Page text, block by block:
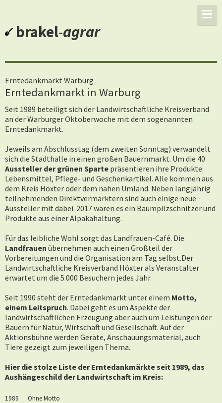
brakel-agrar
Erntedankmarkt Warburg
Erntedankmarkt in Warburg
Seit 1989 beteiligt sich der Landwirtschaftliche Kreisverband
an der Warburger Oktoberwoche mit dem sogenannten
Erntedankmarkt.
Jeweils am Abschlusstag (dem zweiten Sonntag) verwandelt
sich die Stadthalle in einen großen Bauernmarkt. Um die 40
Aussteller der grünen Sparte präsentieren ihre Produkte:
Lebensmittel, Pflege- und Geschenkartikel. Alle kommen aus
dem Kreis Höxter oder dem nahen Umland. Neben langjährig
teilnehmenden Direktvermarktern sind auch einige neue
Aussteller mit dabei. 2017 waren es ein Baumpilzschnitzer und
Produkte aus einer Alpakahaltung.
Für das leibliche Wohl sorgt das Landfrauen-Café. Die
Landfrauen übernehmen auch einen Großteil der
Vorbereitungen und die Organisation am Tag selbst.Der
Landwirtschaftliche Kreisverband Höxter als Veranstalter
erwartet um die 5.000 Besuchern jedes Jahr.
Seit 1990 steht der Erntedankmarkt unter einem Motto,
einem Leitspruch. Dabei geht es um Aspekte der
landwirtschaftlichen Erzeugung aber auch um Leistungen der
Bauern für Natur, Wirtschaft und Gesellschaft. Auf der
Aktionsbühne werden Geräte, Anschauungsmaterial, auch
Tiere gezeigt zum jeweiligen Thema.
Hier die stolze Liste der Erntedankmärkte seit 1989, das
Aushängeschild der Landwirtschaft im Kreis:
1989 Ohne Motto